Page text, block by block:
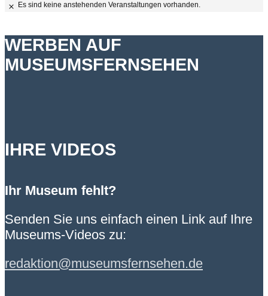
HinweisEs sind keine anstehenden Veranstaltungen vorhanden.
WERBEN AUF
MUSEUMSFERNSEHEN
IHRE VIDEOS
Ihr Museum fehlt?
Senden Sie uns einfach einen Link auf Ihre
Museums-Videos zu:
redaktion@museumsfernsehen.de